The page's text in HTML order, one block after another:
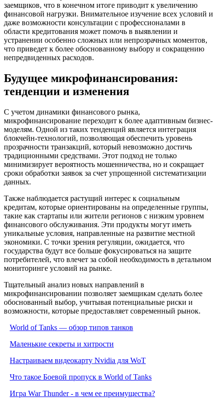
заемщиков, что в конечном итоге приводит к увеличению
финансовой нагрузки. Внимательное изучение всех условий и
даже возможности консультации с профессионалами в
области кредитования может помочь в выявлении и
устранении особенно сложных или непрозрачных моментов,
что приведет к более обоснованному выбору и сокращению
непредвиденных расходов.
Будущее микрофинансирования:
тенденции и изменения
С учетом динамики финансового рынка,
микрофинансирование переходит к более адаптивным бизнес-
моделям. Одной из таких тенденций является интеграция
блокчейн-технологий, позволяющая обеспечить уровень
прозрачности транзакций, который невозможно достичь
традиционными средствами. Этот подход не только
минимизирует вероятность мошенничества, но и сокращает
сроки обработки заявок за счет упрощенной систематизации
данных.
Также наблюдается растущий интерес к социальным
кредитам, которые ориентированы на определенные группы,
такие как стартапы или жители регионов с низким уровнем
финансового обслуживания. Эти продукты могут иметь
уникальные условия, направленные на развитие местной
экономики. С точки зрения регуляции, ожидается, что
государства будут все больше фокусироваться на защите
потребителей, что влечет за собой необходимость в детальном
мониторинге условий на рынке.
Тщательный анализ новых направлений в
микрофинансировании позволяет заемщикам сделать более
обоснованный выбор, учитывая потенциальные риски и
возможности, которые предоставляет современный рынок.
World of Tanks — обзор типов танков
Маленькие секреты и хитрости
Настраиваем видеокарту Nvidia для WoT
Что такое Боевой пропуск в World of Tanks
Игра War Thunder - в чем ее преимущества?